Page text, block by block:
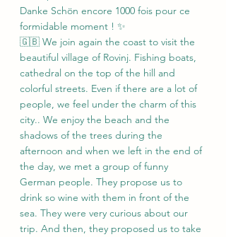
Danke Schön encore 1000 fois pour ce
formidable moment ! ✨
🇬🇧 We join again the coast to visit the
beautiful village of Rovinj. Fishing boats,
cathedral on the top of the hill and
colorful streets. Even if there are a lot of
people, we feel under the charm of this
city.. We enjoy the beach and the
shadows of the trees during the
afternoon and when we left in the end of
the day, we met a group of funny
German people. They propose us to
drink so wine with them in front of the
sea. They were very curious about our
trip. And then, they proposed us to take